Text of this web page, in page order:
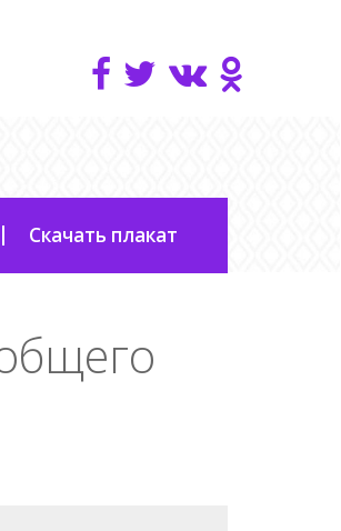
Скачать плакат